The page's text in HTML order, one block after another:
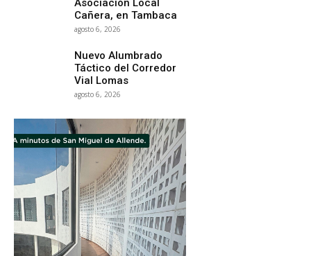
Asociación Local
Cañera, en Tambaca
agosto 6, 2026
Nuevo Alumbrado
Táctico del Corredor
Vial Lomas
agosto 6, 2026